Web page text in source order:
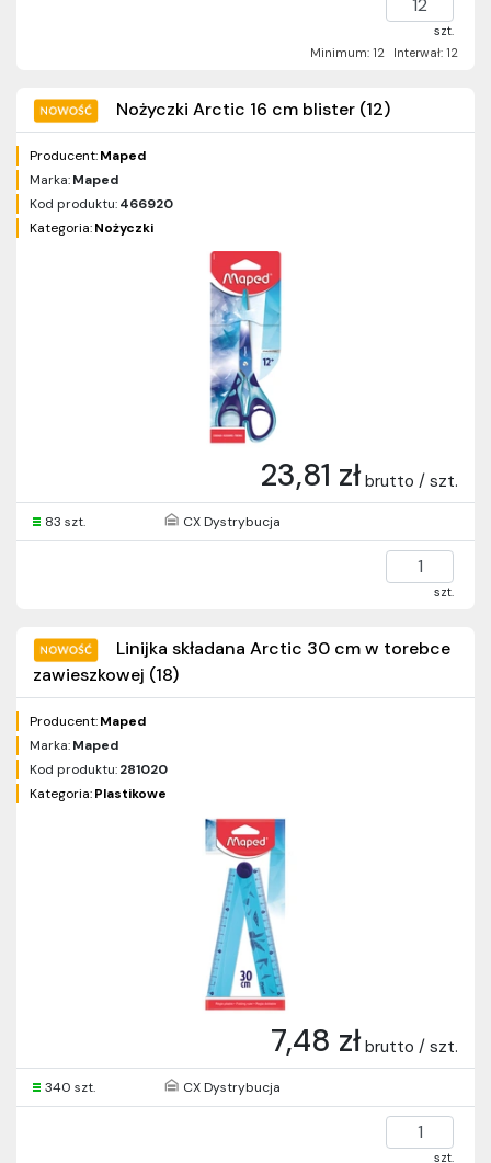
szt.
Minimum: 12
Interwał: 12
Nożyczki Arctic 16 cm blister (12)
Producent:Maped
Marka:Maped
Kod produktu:466920
Kategoria:Nożyczki
23,81 zł brutto / szt.
83 szt. CX Dystrybucja
szt.
Linijka składana Arctic 30 cm w torebce
zawieszkowej (18)
Producent:Maped
Marka:Maped
Kod produktu:281020
Kategoria:Plastikowe
7,48 zł brutto / szt.
340 szt. CX Dystrybucja
szt.